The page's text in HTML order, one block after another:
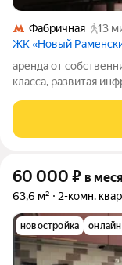
Фабричная
13
ЖК «Новый
аренда от
класса, развитая
000 + комунальные
60 000 ₽ в
63,6 м² 2-комн.
новостройка